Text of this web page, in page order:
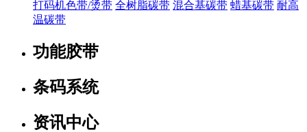
打码机色带/烫带 全树脂碳带 混合基碳带 蜡基碳带 耐高
温碳带
功能胶带
条码系统
资讯中心